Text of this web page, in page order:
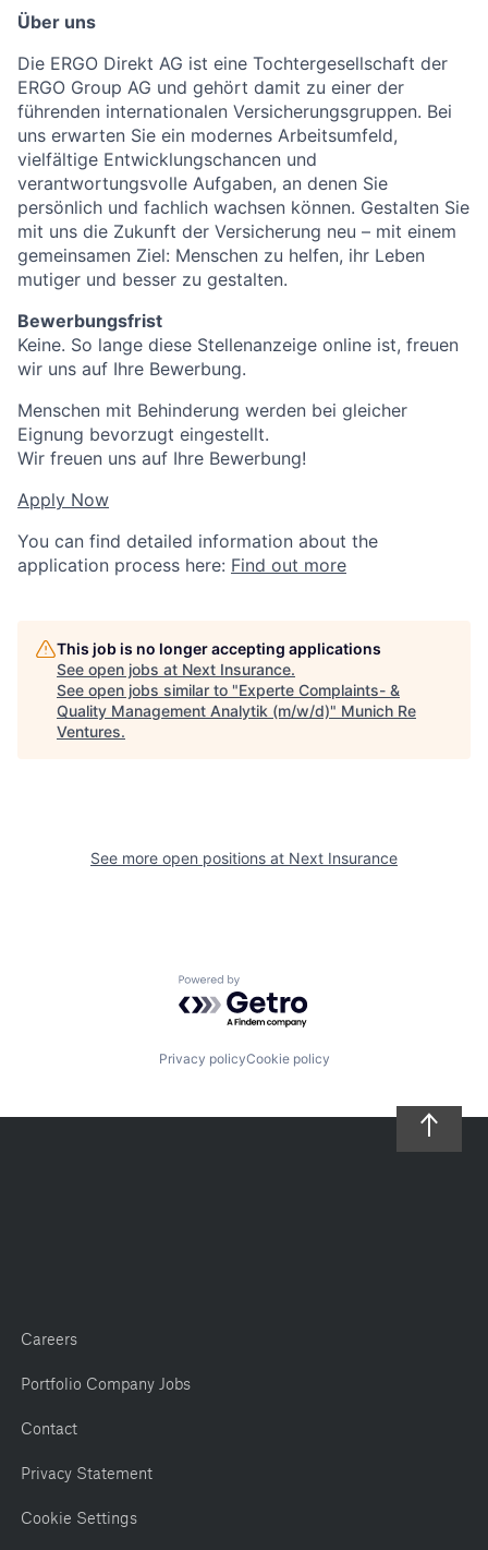
Über uns
Die ERGO Direkt AG ist eine Tochtergesellschaft der
ERGO Group AG und gehört damit zu einer der
führenden internationalen Versicherungsgruppen. Bei
uns erwarten Sie ein modernes Arbeitsumfeld,
vielfältige Entwicklungschancen und
verantwortungsvolle Aufgaben, an denen Sie
persönlich und fachlich wachsen können. Gestalten Sie
mit uns die Zukunft der Versicherung neu – mit einem
gemeinsamen Ziel: Menschen zu helfen, ihr Leben
mutiger und besser zu gestalten.
Bewerbungsfrist
Keine. So lange diese Stellenanzeige online ist, freuen
wir uns auf Ihre Bewerbung.
Menschen mit Behinderung werden bei gleicher
Eignung bevorzugt eingestellt.
Wir freuen uns auf Ihre Bewerbung!
Apply Now
You can find detailed information about the
application process here: Find out more
This job is no longer accepting applications
See open jobs at Next Insurance.
See open jobs similar to "Experte Complaints- &
Quality Management Analytik (m/w/d)" Munich Re
Ventures.
See more open positions at Next Insurance
Powered by Getro.com
Privacy policyCookie policy
Careers
Portfolio Company Jobs
Contact
Privacy Statement
Cookie Settings